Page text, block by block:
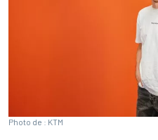
Photo de : KTM